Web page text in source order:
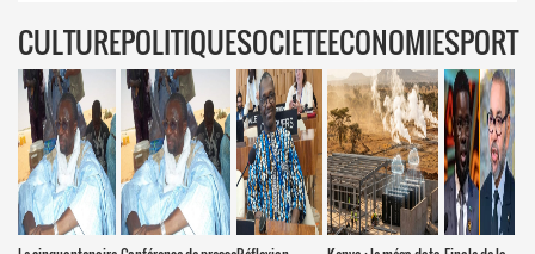
CULTUREPOLITIQUESOCIETEECONOMIESPORT